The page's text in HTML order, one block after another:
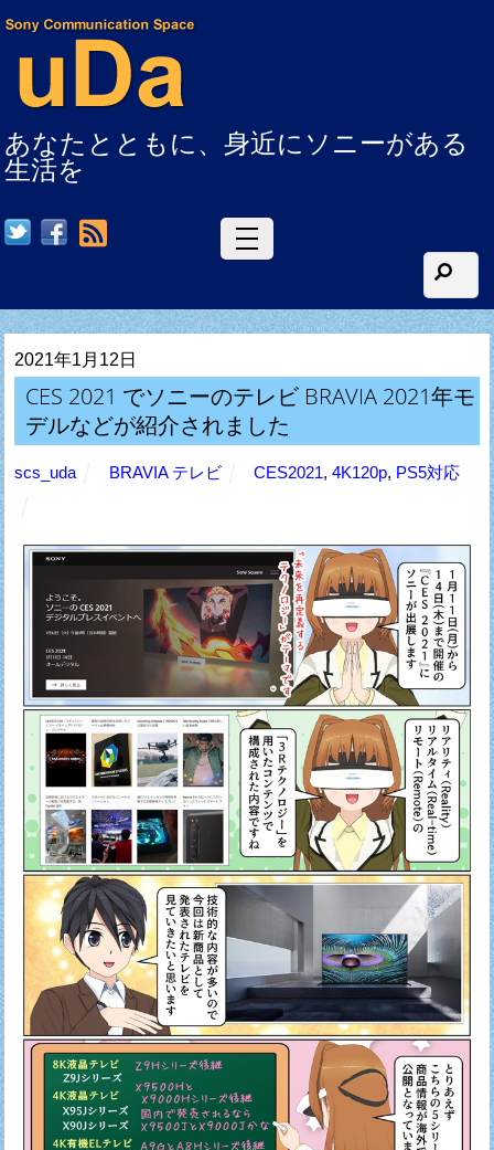
あなたとともに、身近にソニーがある
生活を
2021年1月12日
CES 2021 でソニーのテレビ BRAVIA 2021年モ
デルなどが紹介されました
scs_uda BRAVIA テレビ CES2021,4K120p, PS5対応